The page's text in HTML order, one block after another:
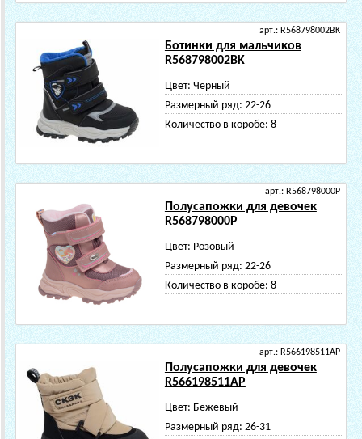
арт.: R568798002BK
Ботинки для мальчиков
R568798002BK
Цвет: Черный
Размерный ряд: 22-26
Количество в коробе: 8
арт.: R568798000P
Полусапожки для девочек
R568798000P
Цвет: Розовый
Размерный ряд: 22-26
Количество в коробе: 8
арт.: R566198511AP
Полусапожки для девочек
R566198511AP
Цвет: Бежевый
Размерный ряд: 26-31